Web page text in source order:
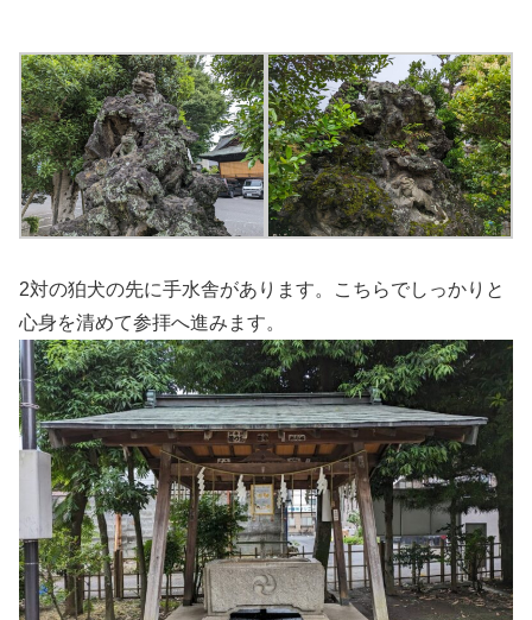
2対の狛犬の先に手水舎があります。こちらでしっかりと
心身を清めて参拝へ進みます。